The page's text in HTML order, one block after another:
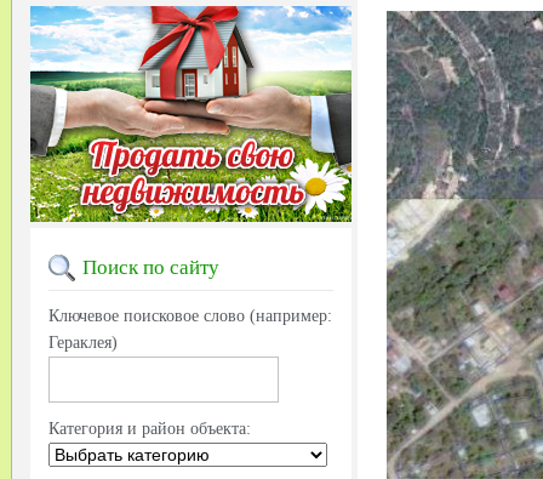
Поиск по сайту
Ключевое поисковое слово (например:
Гераклея)
Категория и район объекта: